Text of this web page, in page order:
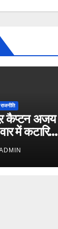
राजनीति
कैप्टन अजय
में कटारिया